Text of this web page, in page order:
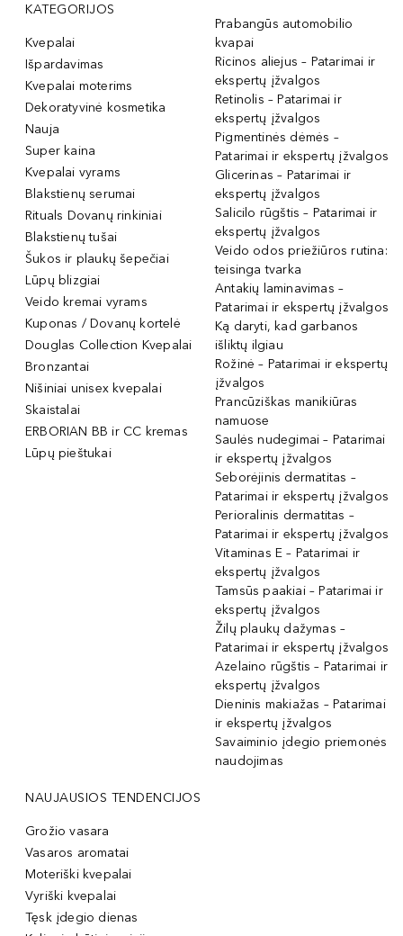
KATEGORIJOS
Kvepalai
Išpardavimas
Kvepalai moterims
Dekoratyvinė kosmetika
Nauja
Super kaina
Kvepalai vyrams
Blakstienų serumai
Rituals Dovanų rinkiniai
Blakstienų tušai
Šukos ir plaukų šepečiai
Lūpų blizgiai
Veido kremai vyrams
Kuponas / Dovanų kortelė
Douglas Collection Kvepalai
Bronzantai
Nišiniai unisex kvepalai
Skaistalai
ERBORIAN BB ir CC kremas
Lūpų pieštukai
Prabangūs automobilio
kvapai
Ricinos aliejus – Patarimai ir
ekspertų įžvalgos
Retinolis – Patarimai ir
ekspertų įžvalgos
Pigmentinės dėmės –
Patarimai ir ekspertų įžvalgos
Glicerinas – Patarimai ir
ekspertų įžvalgos
Salicilo rūgštis – Patarimai ir
ekspertų įžvalgos
Veido odos priežiūros rutina:
teisinga tvarka
Antakių laminavimas –
Patarimai ir ekspertų įžvalgos
Ką daryti, kad garbanos
išliktų ilgiau
Rožinė – Patarimai ir ekspertų
įžvalgos
Prancūziškas manikiūras
namuose
Saulės nudegimai – Patarimai
ir ekspertų įžvalgos
Seborėjinis dermatitas –
Patarimai ir ekspertų įžvalgos
Perioralinis dermatitas –
Patarimai ir ekspertų įžvalgos
Vitaminas E – Patarimai ir
ekspertų įžvalgos
Tamsūs paakiai – Patarimai ir
ekspertų įžvalgos
Žilų plaukų dažymas –
Patarimai ir ekspertų įžvalgos
Azelaino rūgštis – Patarimai ir
ekspertų įžvalgos
Dieninis makiažas – Patarimai
ir ekspertų įžvalgos
Savaiminio įdegio priemonės
naudojimas
NAUJAUSIOS TENDENCIJOS
Grožio vasara
Vasaros aromatai
Moteriški kvepalai
Vyriški kvepalai
Tęsk įdegio dienas